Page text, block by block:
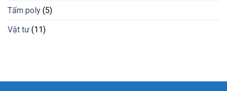
Tấm poly (5)
Vật tư (11)